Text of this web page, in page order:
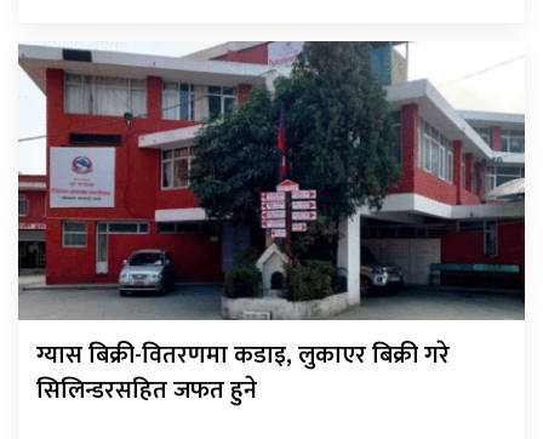
ग्यास बिक्री-वितरणमा कडाइ, लुकाएर बिक्री गरे
सिलिन्डरसहित जफत हुने